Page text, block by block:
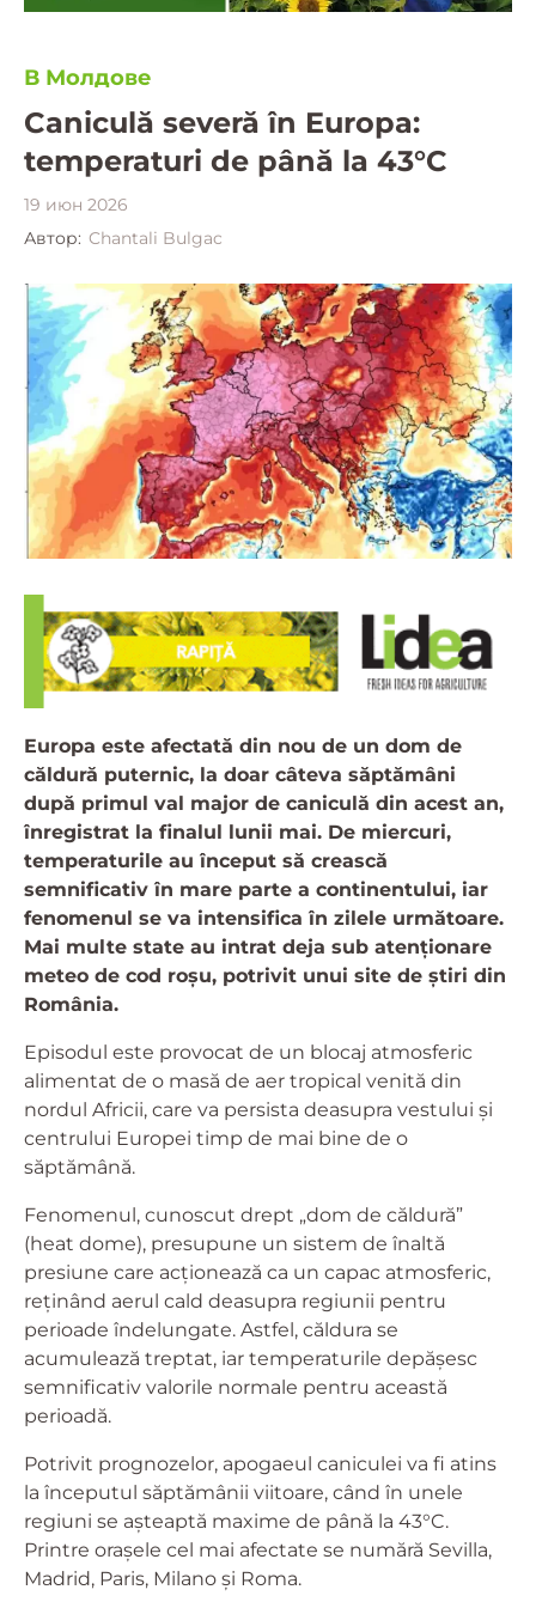
В Молдове
Caniculă severă în Europa:
temperaturi de până la 43°C
19 июн 2026
Автор: Chantali Bulgac
Europa este afectată din nou de un dom de
căldură puternic, la doar câteva săptămâni
după primul val major de caniculă din acest an,
înregistrat la finalul lunii mai. De miercuri,
temperaturile au început să crească
semnificativ în mare parte a continentului, iar
fenomenul se va intensifica în zilele următoare.
Mai multe state au intrat deja sub atenționare
meteo de cod roșu, potrivit unui site de știri din
România.
Episodul este provocat de un blocaj atmosferic
alimentat de o masă de aer tropical venită din
nordul Africii, care va persista deasupra vestului și
centrului Europei timp de mai bine de o
săptămână.
Fenomenul, cunoscut drept „dom de căldură”
(heat dome), presupune un sistem de înaltă
presiune care acționează ca un capac atmosferic,
reținând aerul cald deasupra regiunii pentru
perioade îndelungate. Astfel, căldura se
acumulează treptat, iar temperaturile depășesc
semnificativ valorile normale pentru această
perioadă.
Potrivit prognozelor, apogaeul caniculei va fi atins
la începutul săptămânii viitoare, când în unele
regiuni se așteaptă maxime de până la 43°C.
Printre orașele cel mai afectate se numără Sevilla,
Madrid, Paris, Milano și Roma.